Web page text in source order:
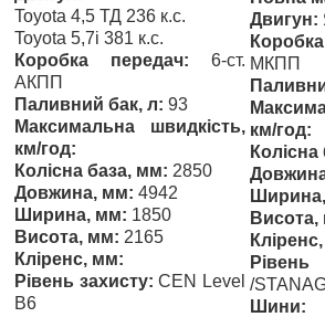
Toyota 4,5 ТД 236 к.с.
Toyota 5,7і 381 к.с.
Коробка передач: 6-ст.
АКПП
Паливний бак, л: 93
Максимальна швидкість,
км/год:
Колісна база, мм: 2850
Довжина, мм: 4942
Ширина, мм: 1850
Висота, мм: 2165
Кліренс, мм:
Рівень захисту: CEN Level
B6
Двигун:
МКПП
км/год:
Рівень
/
Шини: